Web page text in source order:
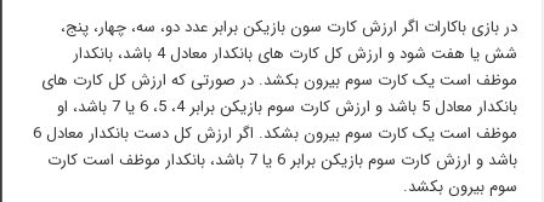
در بازی باکارات اگر ارزش کارت سون بازیکن برابر عدد دو، سه، چهار، پنج،
شش یا هفت شود و ارزش کل کارت های بانکدار معادل 4 باشد، بانکدار
موظف است یک کارت سوم بیرون بکشد. در صورتی که ارزش کل کارت های
بانکدار معادل 5 باشد و ارزش کارت سوم بازیکن برابر 4، 5، 6 یا 7 باشد، او
موظف است یک کارت سوم بیرون بشکد. اگر ارزش کل دست بانکدار معادل 6
باشد و ارزش کارت سوم بازیکن برابر 6 یا 7 باشد، بانکدار موظف است کارت
سوم بیرون بکشد.